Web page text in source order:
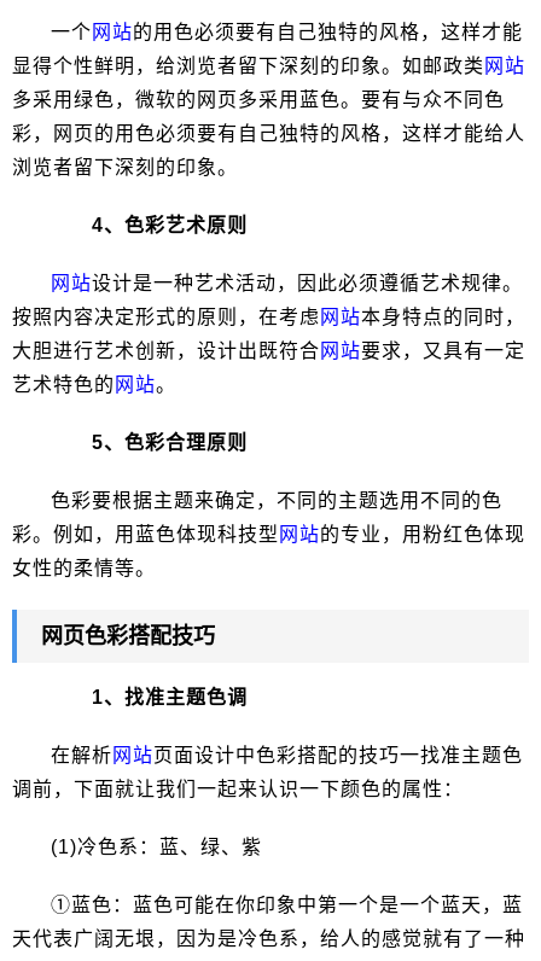
一个 网站的用色必须要有自己独特的风格，这样才能
显得个性鲜明，给浏览者留下深刻的印象。如邮政类 网站
多采用绿色，微软的网页多采用蓝色。要有与众不同色
彩，网页的用色必须要有自己独特的风格，这样才能给人
浏览者留下深刻的印象。
4、色彩艺术原则
网站设计是一种艺术活动，因此必须遵循艺术规律。
按照内容决定形式的原则，在考虑 网站本身特点的同时，
大胆进行艺术创新，设计出既符合 网站要求，又具有一定
艺术特色的 网站。
5、色彩合理原则
色彩要根据主题来确定，不同的主题选用不同的色
彩。例如，用蓝色体现科技型 网站的专业，用粉红色体现
女性的柔情等。
网页色彩搭配技巧
1、找准主题色调
在解析 网站页面设计中色彩搭配的技巧一找准主题色
调前，下面就让我们一起来认识一下颜色的属性：
(1)冷色系：蓝、绿、紫
①蓝色：蓝色可能在你印象中第一个是一个蓝天，蓝
天代表广阔无垠，因为是冷色系，给人的感觉就有了一种